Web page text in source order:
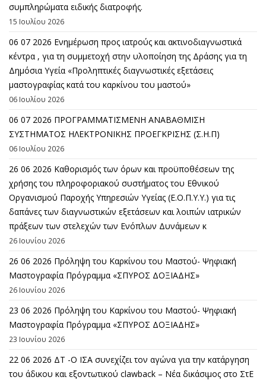
συμπληρώματα ειδικής διατροφής.
15 Ιουλίου 2026
06 07 2026 Eνημέρωση προς ιατρούς και ακτινοδιαγνωστικά
κέντρα , για τη συμμετοχή στην υλοποίηση της Δράσης για τη
Δημόσια Υγεία «Προληπτικές διαγνωστικές εξετάσεις
μαστογραφίας κατά του καρκίνου του μαστού»
06 Ιουλίου 2026
06 07 2026 ΠΡΟΓΡΑΜΜΑΤΙΣΜΕΝΗ ΑΝΑΒΑΘΜΙΣΗ
ΣΥΣΤΗΜΑΤΟΣ ΗΛΕΚΤΡΟΝΙΚΗΣ ΠΡΟΕΓΚΡΙΣΗΣ (Σ.Η.Π)
06 Ιουλίου 2026
26 06 2026 Καθορισμός των όρων και προϋποθέσεων της
χρήσης του πληροφοριακού συστήματος του Εθνικού
Οργανισμού Παροχής Υπηρεσιών Υγείας (Ε.Ο.Π.Υ.Υ.) για τις
δαπάνες των διαγνωστικών εξετάσεων και λοιπών ιατρικών
πράξεων των στελεχών των Ενόπλων Δυνάμεων κ
26 Ιουνίου 2026
26 06 2026 Πρόληψη του Καρκίνου του Μαστού- Ψηφιακή
Μαστογραφία Πρόγραμμα «ΣΠΥΡΟΣ ΔΟΞΙΑΔΗΣ»
26 Ιουνίου 2026
23 06 2026 Πρόληψη του Καρκίνου του Μαστού- Ψηφιακή
Μαστογραφία Πρόγραμμα «ΣΠΥΡΟΣ ΔΟΞΙΑΔΗΣ»
23 Ιουνίου 2026
22 06 2026 ΔΤ -Ο ΙΣΑ συνεχίζει τον αγώνα για την κατάργηση
του άδικου και εξοντωτικού clawback – Νέα δικάσιμος στο ΣτΕ